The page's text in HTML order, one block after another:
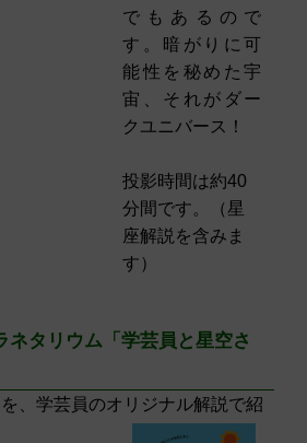
でもあるので
す。暗がりに可
能性を秘めた宇
宙、それがダー
クユニバース！
投影時間は約40
分間です。（星
座解説を含みま
す）
タリウム「学芸員と星空さ
、学芸員のオリジナル解説で紹